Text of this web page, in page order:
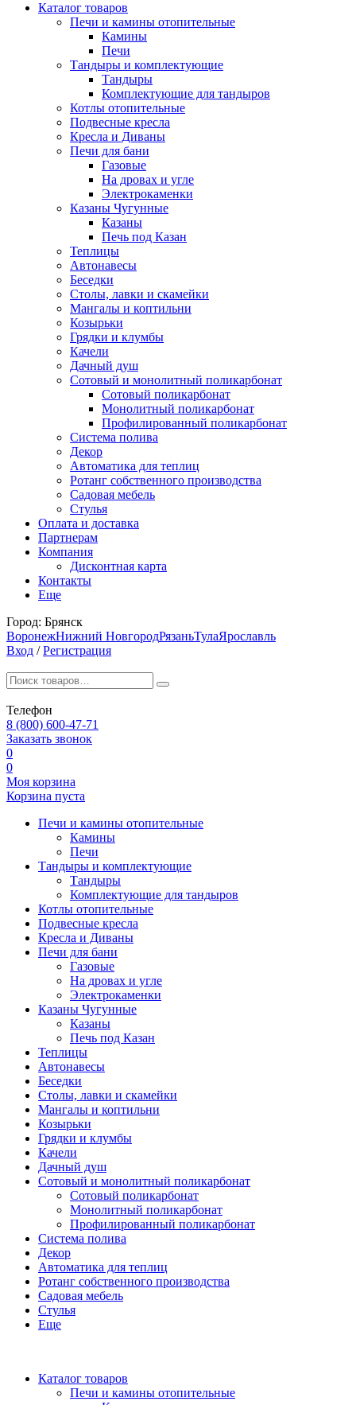
Каталог товаров
Печи и камины отопительные
Камины
Печи
Тандыры и комплектующие
Тандыры
Комплектующие для тандыров
Котлы отопительные
Подвесные кресла
Кресла и Диваны
Печи для бани
Газовые
На дровах и угле
Электрокаменки
Казаны Чугунные
Казаны
Печь под Казан
Теплицы
Автонавесы
Беседки
Столы, лавки и скамейки
Мангалы и коптильни
Козырьки
Грядки и клумбы
Качели
Дачный душ
Сотовый и монолитный поликарбонат
Сотовый поликарбонат
Монолитный поликарбонат
Профилированный поликарбонат
Система полива
Декор
Автоматика для теплиц
Ротанг собственного производства
Садовая мебель
Стулья
Оплата и доставка
Партнерам
Компания
Дисконтная карта
Контакты
Еще
Город: Брянск
ВоронежНижний НовгородРязаньТулаЯрославль
Вход / Регистрация
Телефон
8 (800) 600-47-71
Заказать звонок
0
0
Моя корзина
Корзина пуста
Печи и камины отопительные
Камины
Печи
Тандыры и комплектующие
Тандыры
Комплектующие для тандыров
Котлы отопительные
Подвесные кресла
Кресла и Диваны
Печи для бани
Газовые
На дровах и угле
Электрокаменки
Казаны Чугунные
Казаны
Печь под Казан
Теплицы
Автонавесы
Беседки
Столы, лавки и скамейки
Мангалы и коптильни
Козырьки
Грядки и клумбы
Качели
Дачный душ
Сотовый и монолитный поликарбонат
Сотовый поликарбонат
Монолитный поликарбонат
Профилированный поликарбонат
Система полива
Декор
Автоматика для теплиц
Ротанг собственного производства
Садовая мебель
Стулья
Еще
Каталог товаров
Печи и камины отопительные